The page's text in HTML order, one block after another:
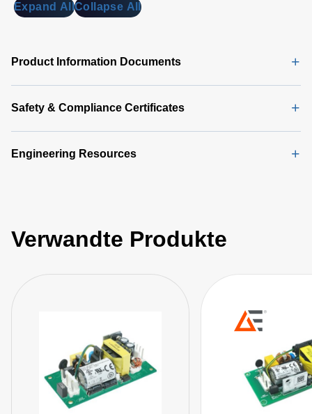
Expand AllCollapse All
Product Information Documents
Safety & Compliance Certificates
Engineering Resources
Verwandte Produkte